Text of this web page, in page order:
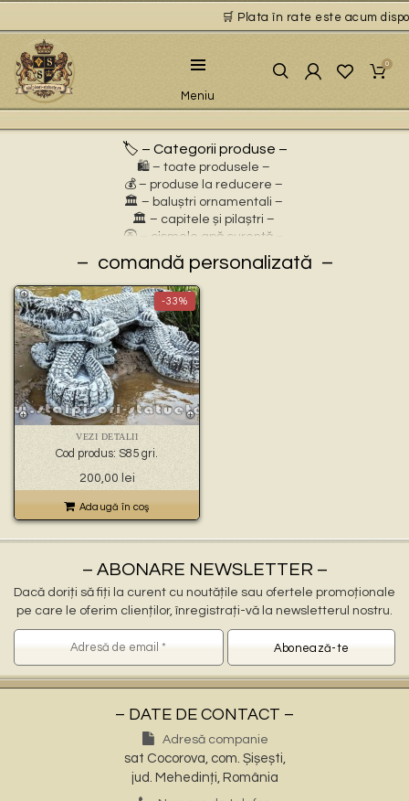
🛒 Plata în rate este acum
Meniu
0
🏷️ – Categorii produse –
🛍️ – toate produsele –
💰 – produse la reducere –
🏛 – baluștri ornamentali –
🏛 – capitele și pilaștri –
🚰 – cișmele apă curentă –
⛲ – fântâni arteziene –
🎀 – idei de cadouri –
🪴 – jardiniere cu personaje –
🌸 – jardiniere pentru flori –
🏗 – socluri și stative –
🦌 – statuete animale sălbatice –
🐕 – statuete animale domestice –
🧘 – statuete buddha –
🧺 – statuete cu coșulețe –
🐉 – statuete gargoyles –
👼 – statuete religioase și îngerași –
🦜 – statuete păsări –
💧 – statuete pentru fântâni –
🍄 – statuete pitici și troli –
🏺 – vaze pentru flori –
comandă personalizată
-33%
VEZI DETALII
Cod produs: S85 gri.
Prețul
inițial
a
300,00 lei.
200,00 leiPrețul
curent
este:
200,00 lei.
Adaugă în coş
– ABONARE NEWSLETTER –
Dacă doriți să fiți la curent cu noutățile sau ofertele promoționale
pe care le oferim clienților, înregistrați-vă la newsletterul nostru.
– DATE DE CONTACT –
Adresă companie
sat Cocorova, com. Șișești,
jud. Mehedinți, România